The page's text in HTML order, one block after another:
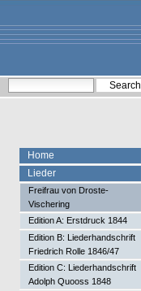
content.
navigation
Personal
tools
Home
Lieder
Freifrau von Droste-
Vischering
Edition A: Erstdruck 1844
Edition B: Liederhandschrift
Friedrich Rolle 1846/47
Edition C: Liederhandschrift
Adolph Quooss 1848